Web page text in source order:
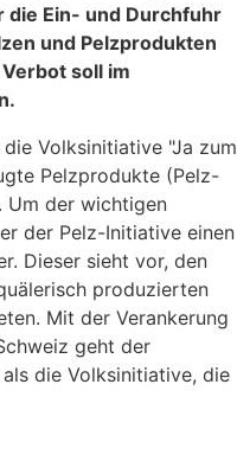
die Ein- und Durchfuhr
und Pelzprodukten
soll im
Volksinitiative "Ja zum
Pelzprodukte (Pelz-
Um der wichtigen
der Pelz-Initiative einen
Dieser sieht vor, den
produzierten
Mit der Verankerung
geht der
die Volksinitiative, die